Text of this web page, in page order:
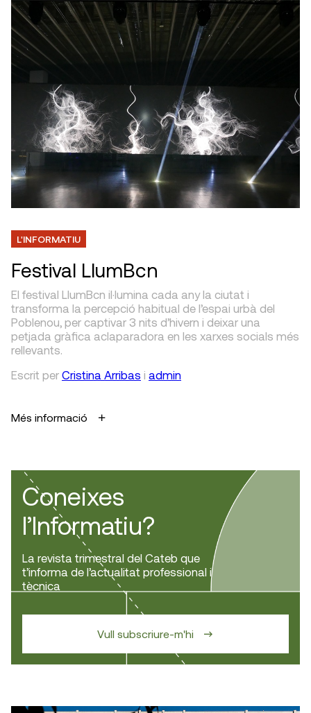
L'INFORMATIU
Festival LlumBcn
El festival LlumBcn il·lumina cada any la ciutat i
transforma la percepció habitual de l’espai urbà del
Poblenou, per captivar 3 nits d’hivern i deixar una
petjada gràfica aclaparadora en les xarxes socials més
rellevants.
Escrit per Cristina Arribas i admin
Més informació
Coneixes
l’Informatiu?
La revista trimestral del Cateb que
t’informa de l’actualitat professional i
tècnica
Vull subscriure-m'hi